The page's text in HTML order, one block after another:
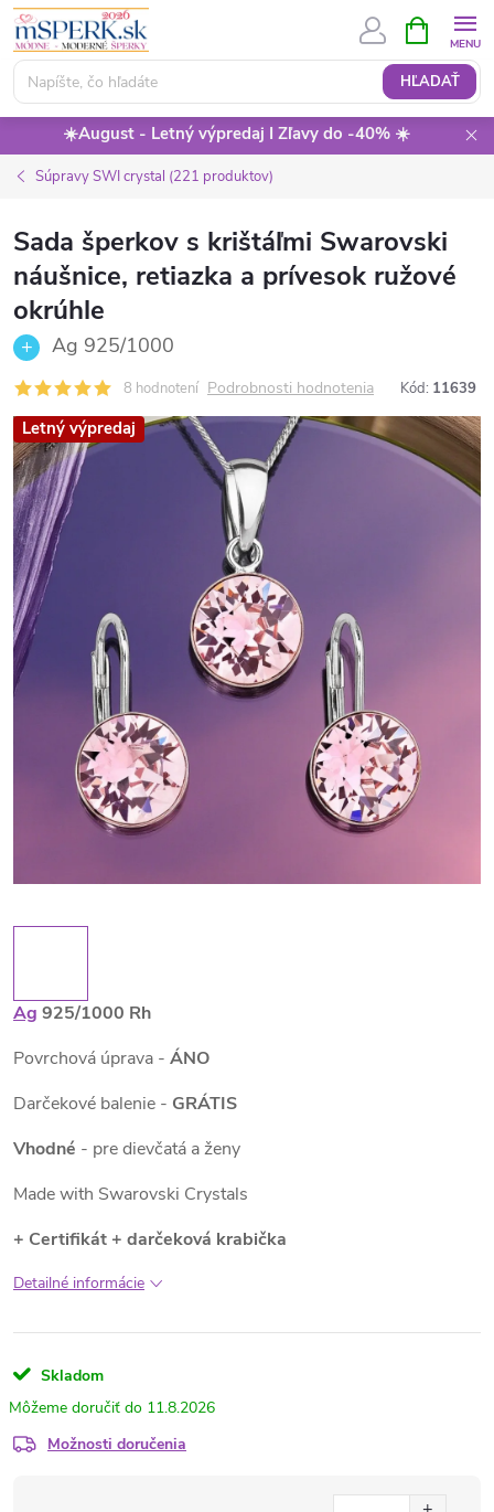
Prejsť
obsah
HĽADAŤ
KOŠÍK
☀️August - Letný výpredaj I Zľavy do -40% ☀️
Súpravy SWI crystal (221 produktov)
Sada šperkov s krištáľmi Swarovski
náušnice, retiazka a prívesok ružové
okrúhle
Ag 925/1000
8 hodnotení Podrobnosti hodnotenia Kód: 11639
Letný výpredaj
Ag 925/1000 Rh
Povrchová úprava - ÁNO
Darčekové balenie - GRÁTIS
Vhodné - pre dievčatá a ženy
Made with Swarovski Crystals
+ Certifikát + darčeková krabička
Detailné informácie
Skladom
11.8.2026
Možnosti doručenia